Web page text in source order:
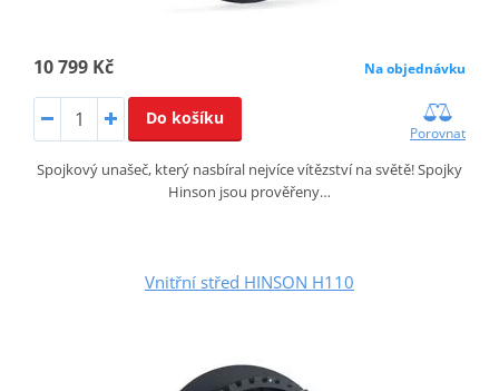
10 799 Kč Na objednávku
Do košíku
Porovnat
Spojkový unašeč, který nasbíral nejvíce vítězství na světě! Spojky
Hinson jsou prověřeny…
Vnitřní střed HINSON H110